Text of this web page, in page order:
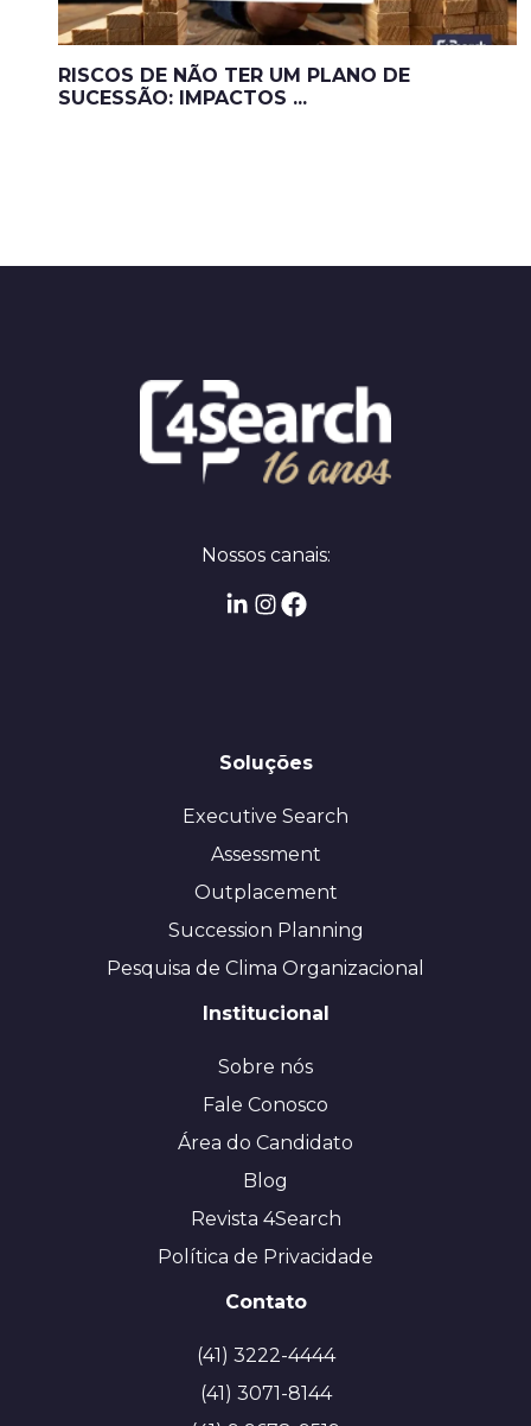
RISCOS DE NÃO TER UM PLANO DE
SUCESSÃO: IMPACTOS ...
Nossos canais:
Soluções
Executive Search
Assessment
Outplacement
Succession Planning
Pesquisa de Clima Organizacional
Institucional
Sobre nós
Fale Conosco
Área do Candidato
Blog
Revista 4Search
Política de Privacidade
Contato
(41) 3222-4444
(41) 3071-8144